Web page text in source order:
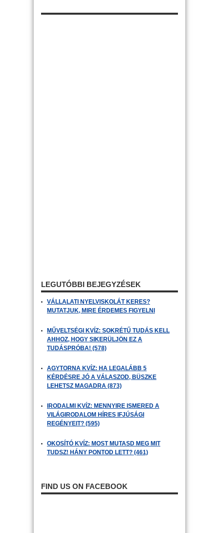
LEGUTÓBBI BEJEGYZÉSEK
VÁLLALATI NYELVISKOLÁT KERES?
MUTATJUK, MIRE ÉRDEMES FIGYELNI
MŰVELTSÉGI KVÍZ: SOKRÉTŰ TUDÁS KELL
AHHOZ, HOGY SIKERÜLJÖN EZ A
TUDÁSPRÓBA! (578)
AGYTORNA KVÍZ: HA LEGALÁBB 5
KÉRDÉSRE JÓ A VÁLASZOD, BÜSZKE
LEHETSZ MAGADRA (873)
IRODALMI KVÍZ: MENNYIRE ISMERED A
VILÁGIRODALOM HÍRES IFJÚSÁGI
REGÉNYEIT? (595)
OKOSÍTÓ KVÍZ: MOST MUTASD MEG MIT
TUDSZ! HÁNY PONTOD LETT? (461)
FIND US ON FACEBOOK